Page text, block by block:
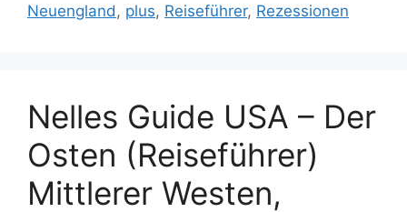
Neuengland , plus, Reiseführer, Rezessionen
Nelles Guide USA – Der
Osten (Reiseführer)
Mittlerer Westen,